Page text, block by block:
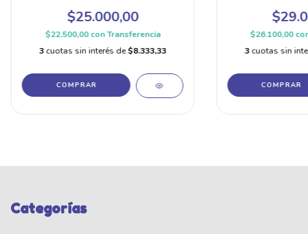
$25.000,00
$22.500,00conTransferencia
3cuotas sin interés de$8.333,33
$26.100,00
3 cuotas sin
Categorías